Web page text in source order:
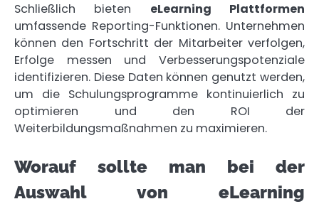
Schließlich bieten eLearning Plattformen
umfassende Reporting-Funktionen. Unternehmen
können den Fortschritt der Mitarbeiter verfolgen,
Erfolge messen und Verbesserungspotenziale
identifizieren. Diese Daten können genutzt werden,
um die Schulungsprogramme kontinuierlich zu
optimieren und den ROI der
Weiterbildungsmaßnahmen zu maximieren.
Worauf sollte man bei der
Auswahl von eLearning